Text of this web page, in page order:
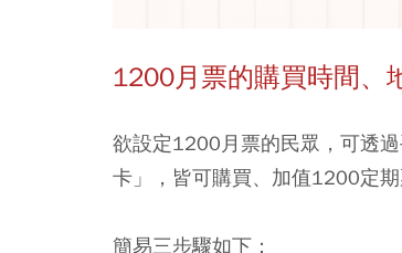
1200月票的購買時間、
欲設定1200月票的民眾， 可透
卡」
，皆可購買、加值1200定期
簡易三步驟如下：